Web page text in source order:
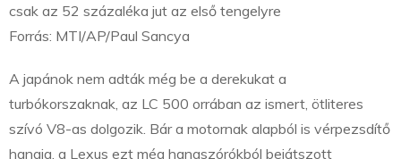
csak az 52 százaléka jut az első tengelyre
Forrás: MTI/AP/Paul Sancya
A japánok nem adták még be a derekukat a
turbókorszaknak, az LC 500 orrában az ismert, ötliteres
szívó V8-as dolgozik. Bár a motornak alapból is vérpezsdítő
hangja, a Lexus ezt még hangszórókból bejátszott